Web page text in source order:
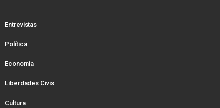
Entrevistas
Política
Economia
Liberdades Civis
Cultura